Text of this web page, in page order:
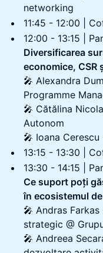
networking
11:45 - 12:00 |
12:00 - 13:15 |
Diversificarea
economice,
🎤 Alexandra
Programme
🎤 Cătălina
Autonom
🎤 Ioana Cerescu
13:15 - 13:30 |
13:30 - 14:15 |
Ce suport poți
în ecosistemul
​🎤 Andras
strategic @
​🎤 Andreea